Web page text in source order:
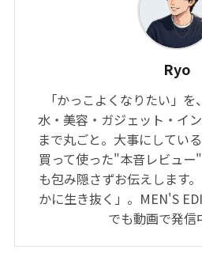
Ryo
「かっこよくなりたい」
水・美容・ガジェット・イ
まで丸ごと。大事にしてい
買って使った"本音レビュ
も包み隠さずお伝えします
かに生き抜く」。MEN'S
でも動画で発信